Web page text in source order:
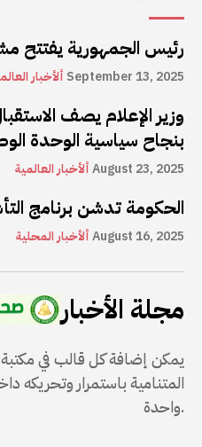
رئيس الجمهورية يفتتح
ألأخبار September 13, 2025
وزير الإعلام يصف
بنجاح سياسية الوحدة
ألأخبار العالميةAugust 23, 2025
الحكومة تدشن برنامج
ألأخبار المحليةAugust 16, 2025
مجلة الأخبار
يمكن إضافة كل قالب في مكتبة
المتنامية باستمرار
واحدة.